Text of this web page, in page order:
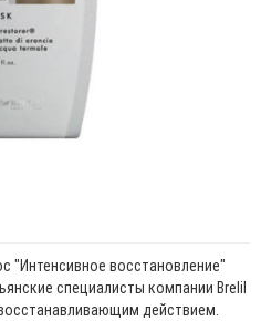
"Интенсивное восстановление"
специалисты компании Brelil
действием.